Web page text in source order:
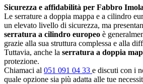
Sicurezza e affidabilità per Fabbro
Le serrature a doppia mappa e a cilindro
un elevato livello di sicurezza, ma
serratura a cilindro europeo è
grazie alla sua struttura complessa e alla
Tuttavia, anche la serratura a doppia
protezione.
Chiamaci al 051 091 04 33 e discuti con i
quale opzione sia più adatta alle tue